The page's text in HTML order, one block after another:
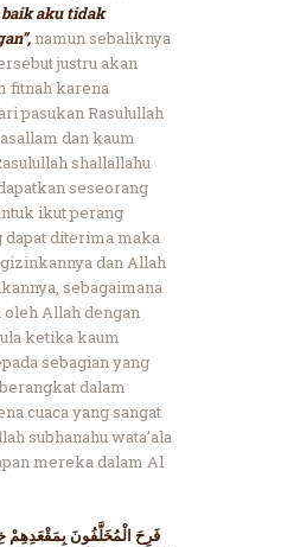
aku tidak
namun sebaliknya
justru akan
fitnah karena
pasukan Rasulullah
dan kaum
shallallahu
seseorang
ikut perang
dapat diterima maka
dan Allah
sebagaimana
Allah dengan
ketika kaum
sebagian yang
dalam
cuaca yang sangat
subhanahu wata’ala
mereka dalam Al
فَرِحَ الْمُخَلَّفُونَ بِمَقْعَدِهِمْ